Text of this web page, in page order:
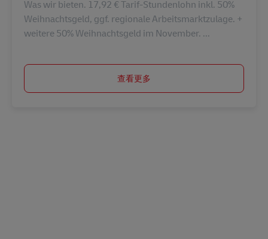
Was wir bieten. 17,92 € Tarif-Stundenlohn inkl. 50%
Weihnachtsgeld, ggf. regionale Arbeitsmarktzulage. +
weitere 50% Weihnachtsgeld im November. ...
查看更多